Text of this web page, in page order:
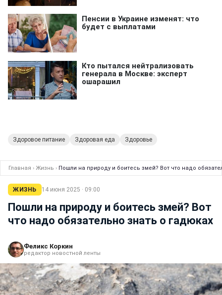
Здоровое питание Здоровая еда Здоровье
Главная › Жизнь › Пошли на природу и боитесь змей? Вот что надо
ЖИЗНЬ 14 июня 2025 · 09:00
Пошли на природу и боитесь змей? Вот
что надо обязательно знать о гадюках
Феликс Коркин
редактор новостной ленты